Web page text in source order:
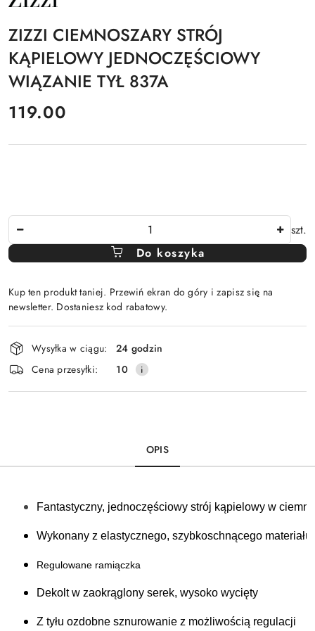
PRODUCENTA:
ZIZZI CIEMNOSZARY STRÓJ
KĄPIELOWY JEDNOCZĘŚCIOWY
WIĄZANIE TYŁ 837A
cena:
119.00
szt.
Do koszyka
Kup ten produkt taniej. Przewiń ekran do góry i zapisz się na
newsletter. Dostaniesz kod rabatowy.
Dostępność
i
dostawa
Wysyłka w ciągu:
24 godzin
Cena przesyłki:
10
OPIS
Fantastyczny, jednoczęściowy strój kąpielowy w
Wykonany z elastycznego, szybkoschnącego
Regulowane ramiączka
Dekolt w zaokrąglony serek, wysoko wycięty
Z tyłu ozdobne sznurowanie z możliwością regulacji